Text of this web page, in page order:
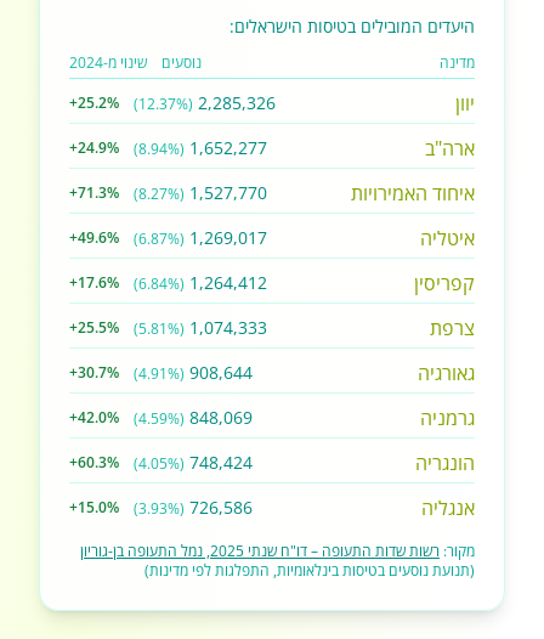
היעדים המובילים בטיסות הישראלים:
מדינה נוסעים שינוי מ-2024
יוון 2,285,326
(12.37%)
+25.2%
ארה"ב 1,652,277
(8.94%)
+24.9%
איחוד האמירויות 1,527,770
(8.27%)
+71.3%
איטליה 1,269,017
(6.87%)
+49.6%
קפריסין 1,264,412
(6.84%)
+17.6%
צרפת 1,074,333
(5.81%)
+25.5%
גאורגיה 908,644
(4.91%)
+30.7%
גרמניה 848,069
(4.59%)
+42.0%
הונגריה 748,424
(4.05%)
+60.3%
אנגליה 726,586
(3.93%)
+15.0%
מקור: רשות שדות התעופה – דו"ח שנתי 2025, נמל התעופה בן-גוריון
(תנועת נוסעים בטיסות בינלאומיות, התפלגות לפי מדינות)